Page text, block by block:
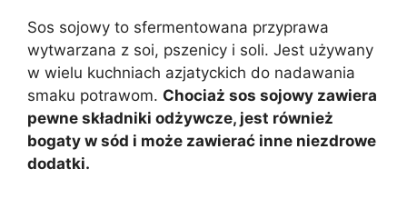
Sos sojowy to sfermentowana przyprawa
wytwarzana z soi, pszenicy i soli. Jest używany
w wielu kuchniach azjatyckich do nadawania
smaku potrawom. Chociaż sos sojowy zawiera
pewne składniki odżywcze, jest również
bogaty w sód i może zawierać inne niezdrowe
dodatki.